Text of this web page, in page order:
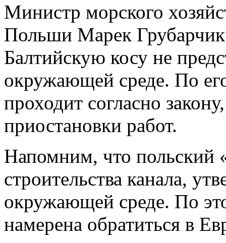
Министр морского
Польши Марек Грубарчик
Балтийскую косу не
окружающей среде. По
проходит согласно
приостановки работ.
Напомним, что польский
строительства канала,
окружающей среде. По
намерена обратиться в